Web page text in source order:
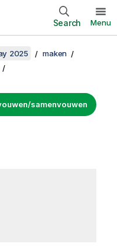
Search Menu
2025
maken
samenvouwen